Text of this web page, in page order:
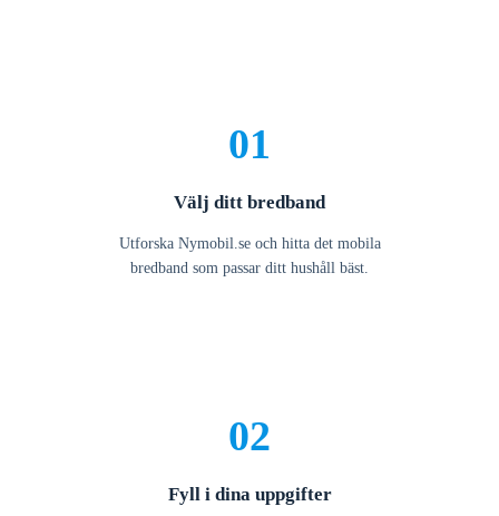
01
Välj ditt bredband
Utforska Nymobil.se och hitta det mobila
bredband som passar ditt hushåll bäst.
02
Fyll i dina uppgifter